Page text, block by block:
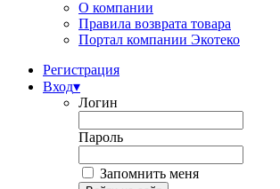
О компании
Правила возврата товара
Портал компании Экотеко
Регистрация
Вход▾
Логин
Пароль
Запомнить меня